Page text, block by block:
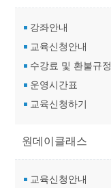
강좌안내
교육신청안내
수강료 및 환불규정
운영시간표
교육신청하기
원데이클래스
교육신청안내